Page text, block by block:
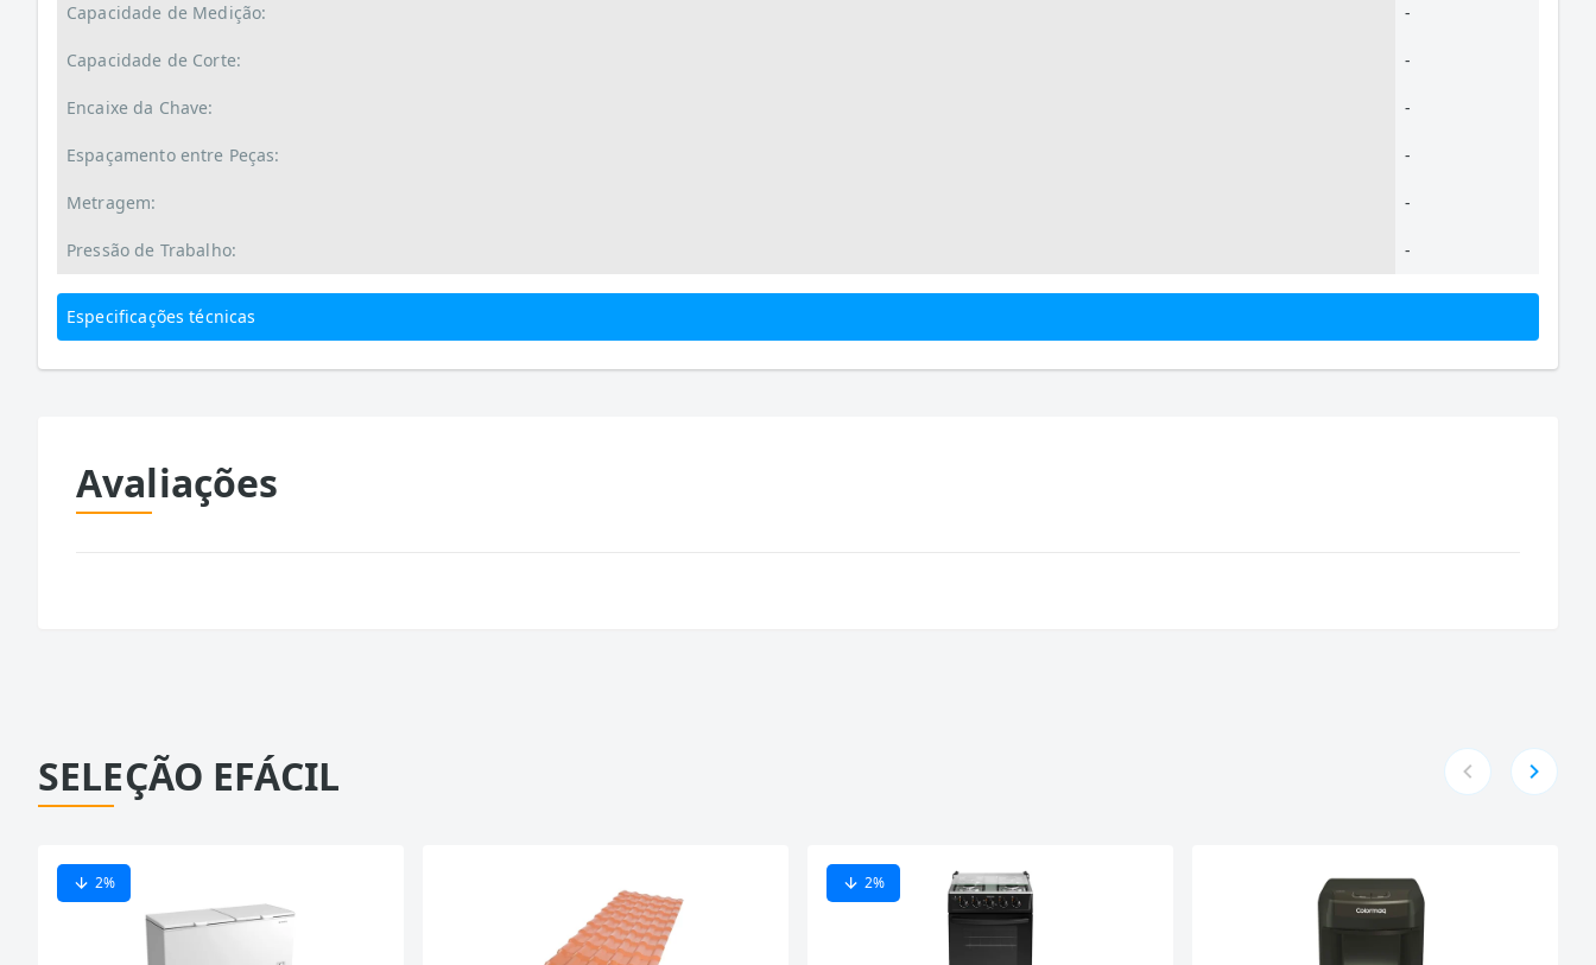
Capacidade de Medição: -
Capacidade de Corte: -
Encaixe da Chave: -
Espaçamento entre Peças: -
Metragem: -
Pressão de Trabalho: -
Especificações técnicas
Avaliações
SELEÇÃO EFÁCIL
2% 2%